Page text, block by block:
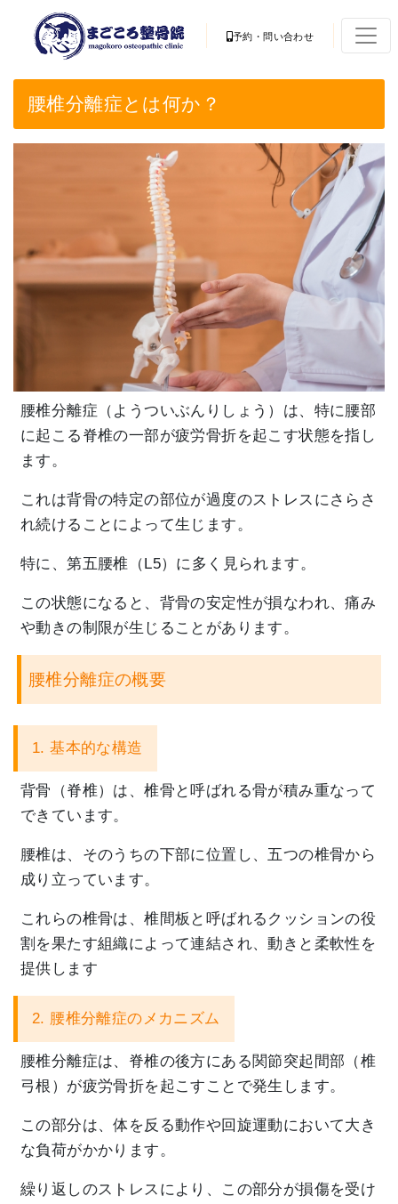
予約・問い合わせ
腰椎分離症とは何か？
腰椎分離症（ようついぶんりしょう）は、 特に腰部
に起こる脊椎の一部が疲労骨折を起こす状態を指し
ます。
これは背骨の特定の部位が過度のストレスにさらさ
れ続けることに よって生じます。
特に、第五腰椎（L5）に多く見られます。
この状態になると、背骨の安定性が損なわれ、痛み
や動きの制限が生じることがあります。
腰椎分離症の概要
1. 基本的な構造
背骨（脊椎）は、椎骨と呼ばれる骨が積み重なって
できています。
腰椎は、そのうちの下部に位置し、五つの椎骨から
成り立っています。
これらの椎骨は、椎間板と呼ばれるクッションの役
割を果たす組織によって連結され、動きと柔軟性を
提供します
2. 腰椎分離症のメカニズム
腰椎分離症は、脊椎の後方にある関節突起間部（椎
弓根） が疲労骨折を起こすことで発生します。
この部分は、体を反る動作や回旋運動において大き
な負荷がかかります。
繰り返しのストレスにより、 この部分が損傷を受け